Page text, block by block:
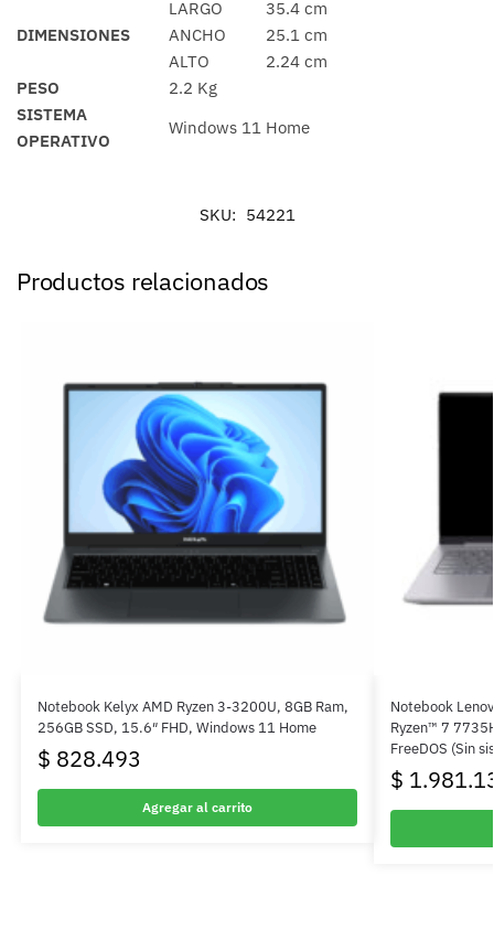
DIMENSIONES
LARGO
35.4 cm
ANCHO
25.1 cm
ALTO
2.24 cm
PESO
2.2 Kg
SISTEMA
OPERATIVO
Windows 11 Home
SKU: 54221
Productos relacionados
Notebook Kelyx AMD Ryzen 3-3200U, 8GB Ram,
256GB SSD, 15.6″ FHD, Windows 11 Home
$ 828.493
Agregar al carrito
Notebook
Ryzen™ 7
FreeDOS (Sin
$